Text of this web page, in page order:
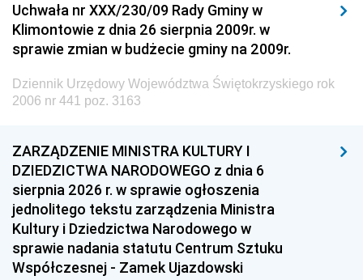
Uchwała nr XXX/230/09 Rady Gminy w
Klimontowie z dnia 26 sierpnia 2009r. w
sprawie zmian w budżecie gminy na 2009r.
Dziennik Urzędowy Województwa Świętokrzyskiego rok
2006 nr 441 poz. 3163
ZARZĄDZENIE MINISTRA KULTURY I
DZIEDZICTWA NARODOWEGO z dnia 6
sierpnia 2026 r. w sprawie ogłoszenia
jednolitego tekstu zarządzenia Ministra
Kultury i Dziedzictwa Narodowego w
sprawie nadania statutu Centrum Sztuku
Współczesnej - Zamek Ujazdowski